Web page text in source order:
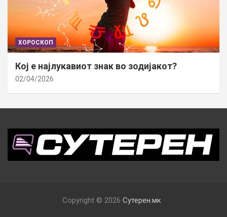
ХОРОСКОП
Кој е најлукавиот знак во зодијакот?
02/04/2026
Copyright © 2026 Сутерен.мк